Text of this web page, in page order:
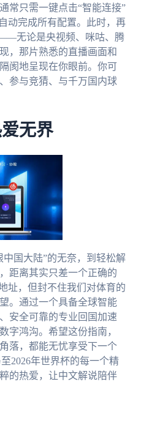
常只需一键点击“智能连接”
动完成所有配置。此时，再
无论是央视频、咪咕、腾
，那片熟悉的直播画面和
阂地呈现在你眼前。你可
参与竞猜、与千万国内球
无界
国大陆”的无奈，到轻松解
距离其实只差一个正确的
址，但封不住我们对体育的
。通过一个具备全球智能
安全可靠的专业回国加速
字鸿沟。希望这份指南，
落，都能无忧享受下一个
2026年世界杯的每一个精
的热爱，让中文解说陪伴